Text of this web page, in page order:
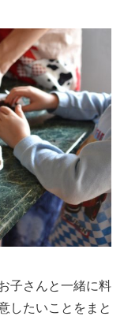
子さんと一緒に料
したいことをまと